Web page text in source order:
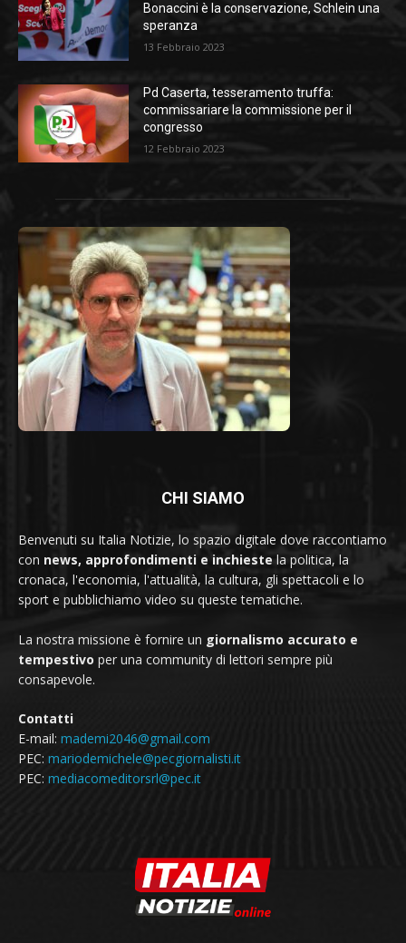
Bonaccini è la conservazione, Schlein una
speranza
13 Febbraio 2023
Pd Caserta, tesseramento truffa:
commissariare la commissione per il
congresso
12 Febbraio 2023
CHI SIAMO
Benvenuti su Italia Notizie, lo spazio digitale dove raccontiamo
con news, approfondimenti e inchieste la politica, la
cronaca, l'economia, l'attualità, la cultura, gli spettacoli e lo
sport e pubblichiamo video su queste tematiche.
La nostra missione è fornire un giornalismo accurato e
tempestivo per una community di lettori sempre più
consapevole.
Contatti
E-mail: mademi2046@gmail.com
PEC: mariodemichele@pecgiornalisti.it
PEC: mediacomeditorsrl@pec.it